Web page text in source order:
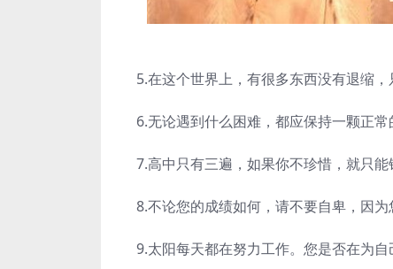
5.在这个世界上，有很多东西没有退缩，
6.无论遇到什么困难，都应保持一颗正常
7.高中只有三遍，如果你不珍惜，就只能
8.不论您的成绩如何，请不要自卑，因
9.太阳每天都在努力工作。您是否在为自